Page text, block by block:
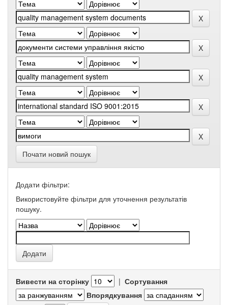
Почати новий пошук
Додати фільтри:
Використовуйте фільтри для уточнення результатів
пошуку.
Вивести на сторінку | Сортування
Впорядкування